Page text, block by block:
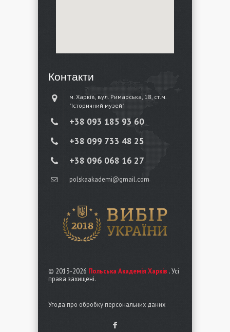
Контакти
м. Харків, вул. Римарська, 18, ст.м.
"Історичний музей"
+38 ‎093 185 93 60
+38 ‎099 733 48 25
+38 096 068 16 27
polskaakademi@gmail.com
© 2013-2026 Польська Академія Харків . Усі
права захищені.
Угода про обробку персональних даних
F